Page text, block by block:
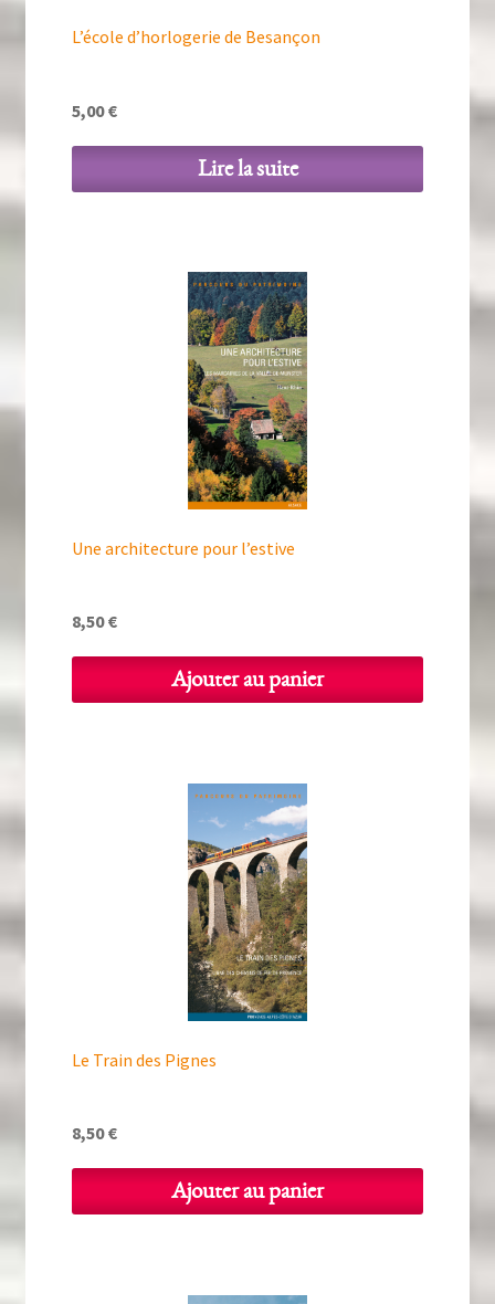
L’école d’horlogerie de Besançon
5,00€
Lire la suite
Une architecture pour l’estive
8,50€
Ajouter au panier
Le Train des Pignes
8,50€
Ajouter au panier